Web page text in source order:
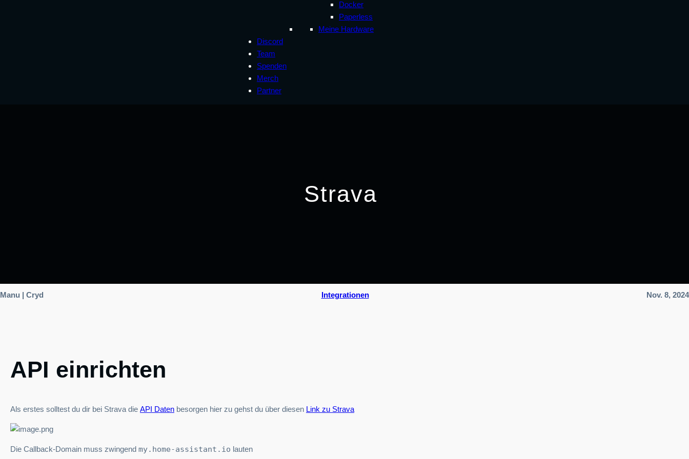
Docker
Paperless
Meine Hardware
Discord
Team
Spenden
Merch
Partner
Strava
Manu | Cryd Integrationen Nov. 8, 2024
API einrichten
Als erstes solltest du dir bei Strava die API Daten besorgen hier zu gehst du über diesen Link zu Strava
Die Callback-Domain muss zwingend my.home-assistant.io lauten